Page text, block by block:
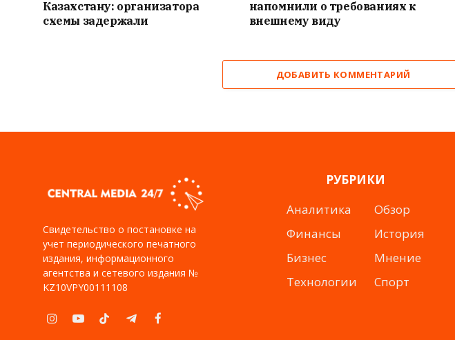
Казахстану: организатора
схемы задержали
напомнили о требованиях к
внешнему виду
ДОБАВИТЬ КОММЕНТАРИЙ
Свидетельство о постановке на
учет периодического печатного
издания, информационного
агентства и сетевого издания №
KZ10VPY00111108
InstagramYouTubeTikTokTelegramFacebook
РУБРИКИ
Аналитика
Финансы
Бизнес
Технологии
Обзор
История
Мнение
Спорт